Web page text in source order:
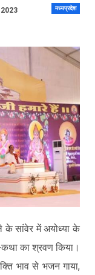
मध्यप्रदेश
के सांवेर में अयोध्या के
कथा का श्रवण किया।
भाव से भजन गाया,